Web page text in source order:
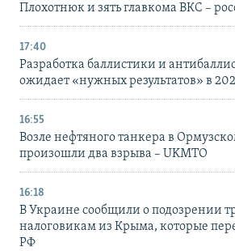
Плохотнюк и зять главкома ВКС –
17:40
Разработка баллистики и
ожидает «нужных результатов» в
16:55
Возле нефтяного танкера в
произошли два взрыва – UKMTO
16:18
В Украине сообщили о подозрении
налоговикам из Крыма, которые
РФ